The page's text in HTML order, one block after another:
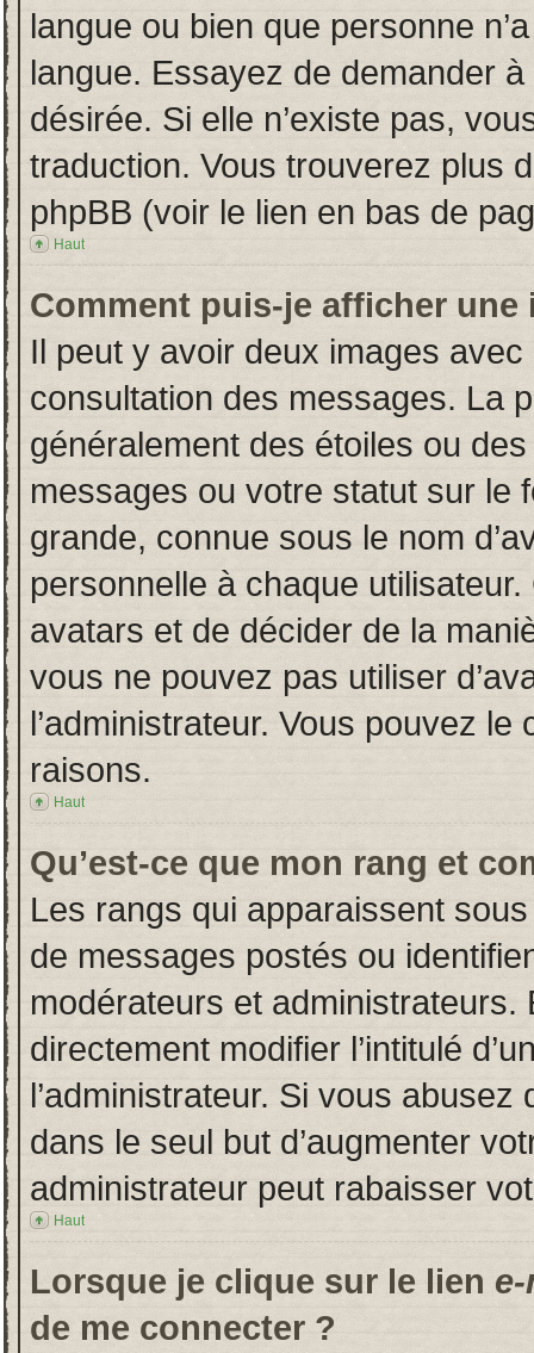
langue ou bien que personne
langue. Essayez de demander à
désirée. Si elle n’existe pas,
traduction. Vous trouverez plus
phpBB (voir le lien en bas de
Haut
Comment puis-je afficher une
Il peut y avoir deux images
consultation des messages. La
généralement des étoiles ou
messages ou votre statut sur le
grande, connue sous le nom
personnelle à chaque utilisateur.
avatars et de décider de la
vous ne pouvez pas utiliser
l’administrateur. Vous pouvez
raisons.
Haut
Qu’est-ce que mon rang et
Les rangs qui apparaissent
de messages postés ou
modérateurs et
directement modifier l’intitulé
l’administrateur. Si vous
dans le seul but d’augmenter
administrateur peut rabaisser
Haut
Lorsque je clique sur le lien
de me connecter ?